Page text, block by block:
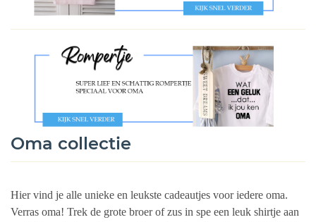
Oma collectie
Hier vind je alle unieke en leukste cadeautjes voor iedere oma.
Verras oma! Trek de grote broer of zus in spe een leuk shirtje aan